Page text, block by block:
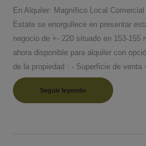
En Alquiler: Magnífico Local
Estate se enorgullece en presentar
negocio de +- 220 situado en 153-155
ahora disponible para alquiler con
de la propiedad : - Superficie de venta
Seguir leyendo